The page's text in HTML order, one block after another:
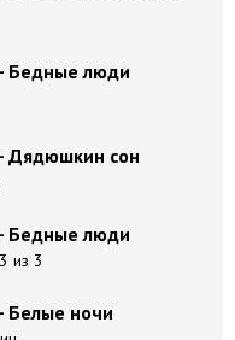
Бедные люди
Дядюшкин сон
Бедные люди
из 3
Белые ночи